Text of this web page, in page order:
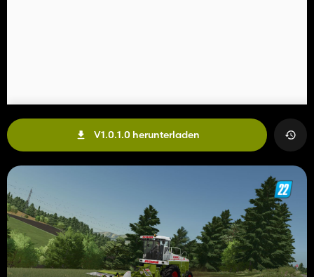
V1.0.1.0 herunterladen